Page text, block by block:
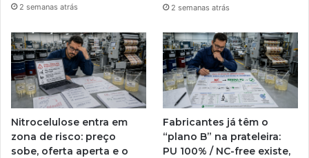
2 semanas atrás 2 semanas atrás
Nitrocelulose entra em
zona de risco: preço
sobe, oferta aperta e o
Fabricantes já têm o
“plano B” na prateleira:
PU 100% / NC-free existe,